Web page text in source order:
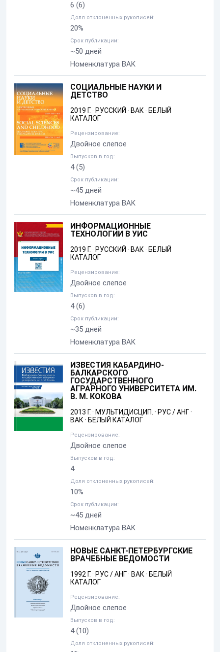
6 (6)
Доля отклоненных рукописей:
20%
Срок публикации:
~50 дней
Номенклатура BAK
СОЦИАЛЬНЫЕ НАУКИ И
ДЕТСТВО
2019 Г.· РУССКИЙ · ВАК· БЕЛЫЙ
КАТАЛОГ
Рецензирование:
Двойное слепое
Выпусков в год:
4(5)
Срок публикации:
~45 дней
Номенклатура BAK
ИНФОРМАЦИОННЫЕ
ТЕХНОЛОГИИ В УИС
2019 Г.· РУССКИЙ · ВАК· БЕЛЫЙ
КАТАЛОГ
Рецензирование:
Двойное слепое
Выпусков в год:
4(6)
Срок публикации:
~35 дней
Номенклатура BAK
ИЗВЕСТИЯ КАБАРДИНО-
БАЛКАРСКОГО
ГОСУДАРСТВЕННОГО
АГРАРНОГО УНИВЕРСИТЕТА ИМ.
В. М. КОКОВА
2013 Г.· МУЛЬТИДИСЦИП. · РУС / АНГ·
ВАК· БЕЛЫЙ КАТАЛОГ
Рецензирование:
Двойное слепое
Выпусков в год:
4
Доля отклоненных рукописей:
10%
Срок публикации:
~45 дней
Номенклатура BAK
НОВЫЕ САНКТ-ПЕТЕРБУРГСКИЕ
ВРАЧЕБНЫЕ ВЕДОМОСТИ
1992 Г.· РУС / АНГ· ВАК· БЕЛЫЙ
КАТАЛОГ
Рецензирование:
Двойное слепое
Выпусков в год:
4(10)
Доля отклоненных рукописей: